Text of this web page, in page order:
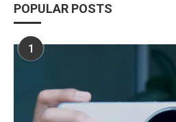
POPULAR POSTS
1